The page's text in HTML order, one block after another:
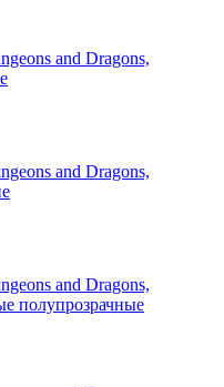
and Dragons,
and Dragons,
and Dragons,
полупрозрачные